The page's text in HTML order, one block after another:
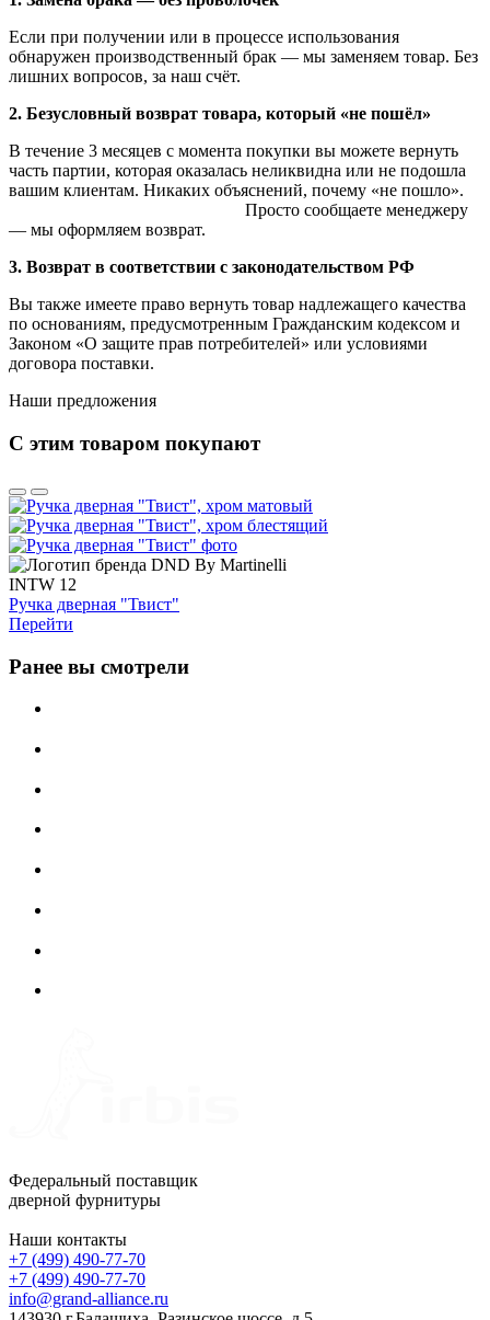
Если при получении или в процессе использования
обнаружен производственный брак — мы заменяем товар. Без
лишних вопросов, за наш счёт.
2. Безусловный возврат товара, который «не пошёл»
В течение 3 месяцев с момента покупки вы можете вернуть
часть партии, которая оказалась неликвидна или не подошла
вашим клиентам. Никаких объяснений, почему «не пошло».
Просто сообщаете менеджеру
— мы оформляем возврат.
3. Возврат в соответствии с законодательством РФ
Вы также имеете право вернуть товар надлежащего качества
по основаниям, предусмотренным Гражданским кодексом и
Законом «О защите прав потребителей» или условиями
договора поставки.
Наши предложения
С этим товаром покупают
INTW 12
Ручка дверная "Твист"
Перейти
Ранее вы смотрели
Федеральный поставщик
дверной фурнитуры
Наши контакты
+7 (499) 490-77-70
+7 (499) 490-77-70
info@grand-alliance.ru